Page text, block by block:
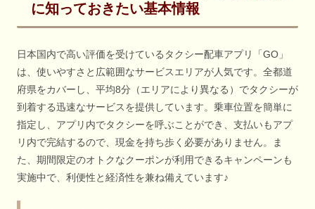
に知っておきたい基本情報
日本国内で高い評価を受けているタクシー配車アプリ「GO」
は、使いやすさと広範囲なサービスエリアが人気です。全都道
府県をカバーし、平均8分（エリアにより異なる）でタクシーが
到着する迅速なサービスを提供しています。乗車位置を簡単に
指定し、アプリ内でタクシーを呼ぶことができ、支払いもアプ
リ内で完結するので、現金を持ち歩く必要がありません。ま
た、期間限定のオトクなクーポンが利用できるキャンペーンも
実施中で、利便性と経済性を兼ね備えています♪